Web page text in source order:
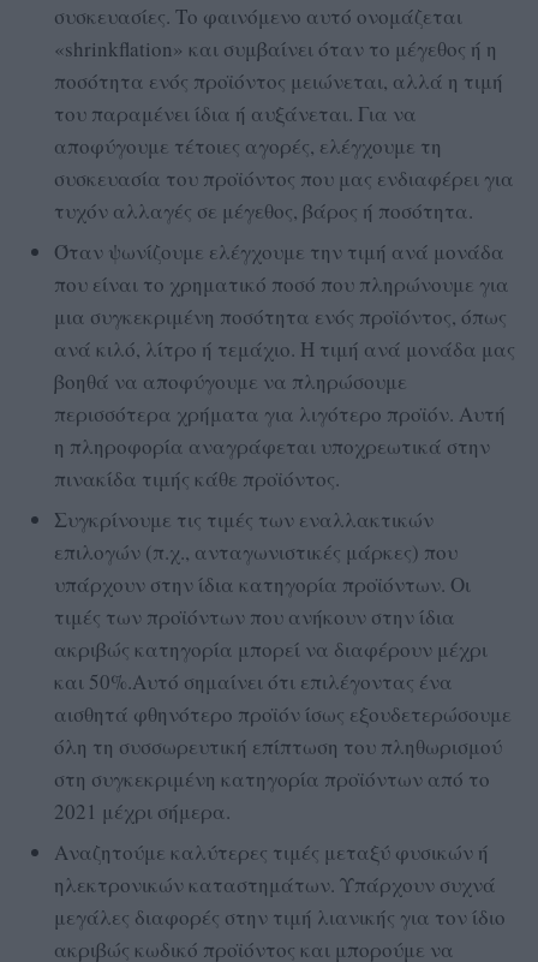
συσκευασίες. Το φαινόμενο αυτό ονομάζεται
«shrinkflation» και συμβαίνει όταν το μέγεθος ή η
ποσότητα ενός προϊόντος μειώνεται, αλλά η τιμή
του παραμένει ίδια ή αυξάνεται. Για να
αποφύγουμε τέτοιες αγορές, ελέγχουμε τη
συσκευασία του προϊόντος που μας ενδιαφέρει για
τυχόν αλλαγές σε μέγεθος, βάρος ή ποσότητα.
Όταν ψωνίζουμε ελέγχουμε την τιμή ανά μονάδα
που είναι το χρηματικό ποσό που πληρώνουμε για
μια συγκεκριμένη ποσότητα ενός προϊόντος, όπως
ανά κιλό, λίτρο ή τεμάχιο. Η τιμή ανά μονάδα μας
βοηθά να αποφύγουμε να πληρώσουμε
περισσότερα χρήματα για λιγότερο προϊόν. Αυτή
η πληροφορία αναγράφεται υποχρεωτικά στην
πινακίδα τιμής κάθε προϊόντος.
Συγκρίνουμε τις τιμές των εναλλακτικών
επιλογών (π.χ., ανταγωνιστικές μάρκες) που
υπάρχουν στην ίδια κατηγορία προϊόντων. Οι
τιμές των προϊόντων που ανήκουν στην ίδια
ακριβώς κατηγορία μπορεί να διαφέρουν μέχρι
και 50%.Αυτό σημαίνει ότι επιλέγοντας ένα
αισθητά φθηνότερο προϊόν ίσως εξουδετερώσουμε
όλη τη συσσωρευτική επίπτωση του πληθωρισμού
στη συγκεκριμένη κατηγορία προϊόντων από το
2021 μέχρι σήμερα.
Αναζητούμε καλύτερες τιμές μεταξύ φυσικών ή
ηλεκτρονικών καταστημάτων. Υπάρχουν συχνά
μεγάλες διαφορές στην τιμή λιανικής για τον ίδιο
ακριβώς κωδικό προϊόντος και μπορούμε να